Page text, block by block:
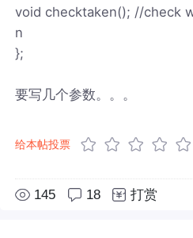
void checktaken(); //check
n
};
要写几个参数。。。
给本帖投票
145 18 打赏